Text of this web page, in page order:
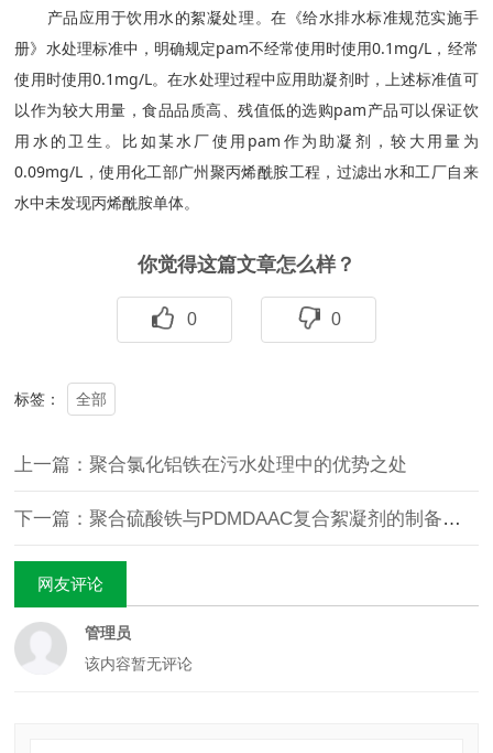
产品应用于饮用水的絮凝处理。在《给水排水标准规范实施手
册》水处理标准中，明确规定pam不经常使用时使用0.1mg/L，经常
使用时使用0.1mg/L。在水处理过程中应用助凝剂时，上述标准值可
以作为较大用量，食品品质高、残值低的选购pam产品可以保证饮
用水的卫生。比如某水厂使用pam作为助凝剂，较大用量为
0.09mg/L，使用化工部广州聚丙烯酰胺工程，过滤出水和工厂自来
水中未发现丙烯酰胺单体。
你觉得这篇文章怎么样？
0 0
标签： 全部
上一篇：聚合氯化铝铁在污水处理中的优势之处
下一篇：聚合硫酸铁与PDMDAAC复合絮凝剂的制备及应用研究
网友评论
管理员
该内容暂无评论